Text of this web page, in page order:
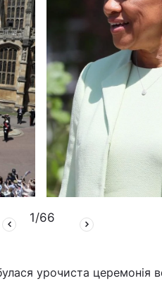
1/66
урочиста церемонія